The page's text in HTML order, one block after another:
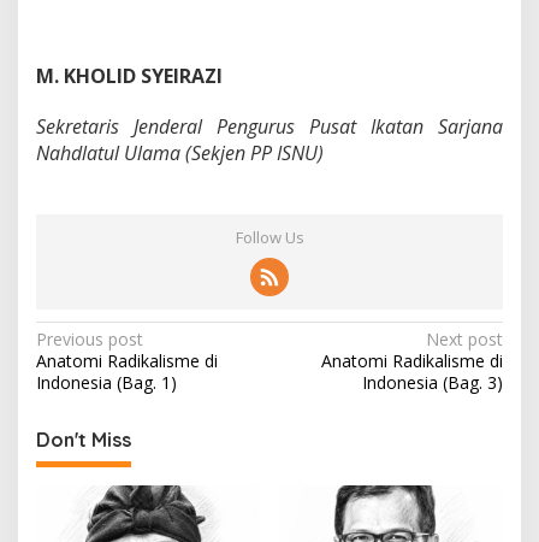
M. KHOLID SYEIRAZI
Sekretaris Jenderal Pengurus Pusat Ikatan Sarjana
Nahdlatul Ulama (Sekjen PP ISNU)
Follow Us
P
o
t
n
Previous post
Anatomi Radikalisme di
Indonesia (Bag. 1)
Next post
Anatomi Radikalisme di
Indonesia (Bag. 3)
Don't Miss